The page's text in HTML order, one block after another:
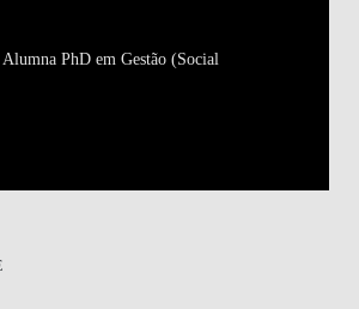
PhD em Gestão (Social